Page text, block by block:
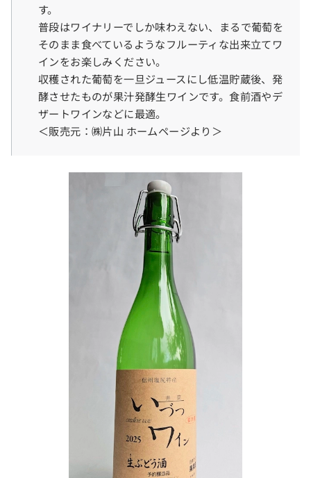
す。
普段はワイナリーでしか味わえない、まるで葡萄を
そのまま食べているようなフルーティな出来立てワ
インをお楽しみください。
収穫された葡萄を一旦ジュースにし低温貯蔵後、発
酵させたものが果汁発酵生ワインです。食前酒やデ
ザートワインなどに最適。
＜販売元：㈱片山 ホームページより＞